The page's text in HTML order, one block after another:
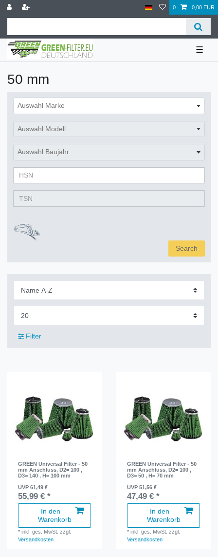
0 0,00 EUR
☰
50 mm
Auswahl Marke
Auswahl Modell
Auswahl Baujahr
Search
Filter
GREEN Universal Filter - 50
mm Anschluss, D2= 100 ,
D3= 140 , H= 100 mm
UVP 61,49 €
55,99 € *
In den
Warenkorb
*inkl. ges. MwSt. zzgl.
Versandkosten
GREEN Universal Filter - 50
mm Anschluss, D2= 100 ,
D3= 50 , H= 70 mm
UVP 51,56 €
47,49 € *
In den
Warenkorb
*inkl. ges. MwSt. zzgl.
Versandkosten